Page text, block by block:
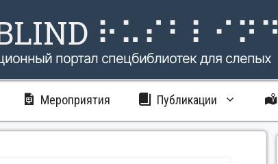
⠗⠥⠎⠃⠇⠊⠝⠙
портал спецбиблиотек для слепых
Мероприятия Публикации